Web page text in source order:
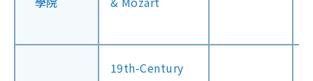
19th-Century